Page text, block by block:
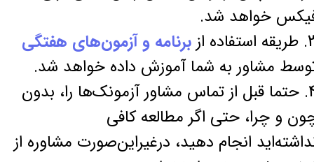
خواهد شد.
از
برنامه و آزمون‌های هفتگی
مشاور به شما آموزش داده خواهد شد.
4. حتما قبل از تماس مشاور آزمونک‌ها را، بدون
و چرا، حتی اگر مطالعه کافی
انجام دهید، درغیراین‌صورت مشاوره از